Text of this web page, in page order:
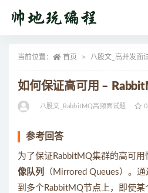
当前位置： 首页 八股文_高并发面
如何保证高可用 –
八股文_RabbitMQ高频面试题 0
参考回答
为了保证RabbitMQ集群的高可
像队列
（Mirrored Queues）。
到多个RabbitMQ节点上，即使